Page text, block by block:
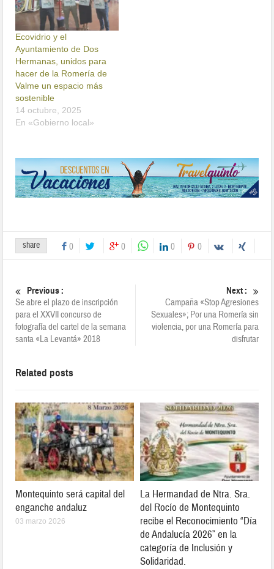
Ecovidrio y el
Ayuntamiento de Dos
Hermanas, unidos para
hacer de la Romería de
Valme un espacio más
sostenible
14 octubre, 2025
En «Gobierno local»
share 0 0 0 0
Previous :
Se abre el plazo de inscripción
para el XXVII concurso de
fotografía del cartel de la semana
santa «La Levantá» 2018
Next :
Campaña «Stop Agresiones
Sexuales»; Por una Romería sin
violencia, por una Romería para
disfrutar
Related posts
Montequinto será capital del
enganche andaluz
03 marzo 2026
La Hermandad de Ntra. Sra.
del Rocío de Montequinto
recibe el Reconocimiento “Día
de Andalucía 2026” en la
categoría de Inclusión y
Solidaridad.